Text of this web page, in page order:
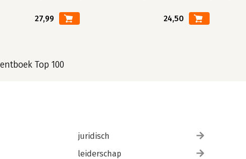
27,99 24,50
Top 100
juridisch
leiderschap